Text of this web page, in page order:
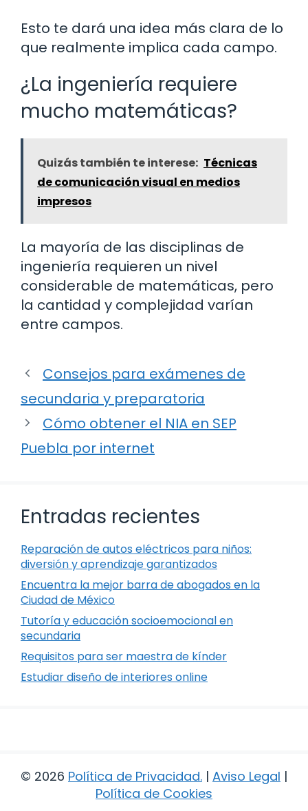
Esto te dará una idea más clara de lo
que realmente implica cada campo.
¿La ingeniería requiere
mucho matemáticas?
Quizás también te interese: Técnicas
de comunicación visual en medios
impresos
La mayoría de las disciplinas de
ingeniería requieren un nivel
considerable de matemáticas, pero
la cantidad y complejidad varían
entre campos.
Consejos para exámenes de
secundaria y preparatoria
Cómo obtener el NIA en SEP
Puebla por internet
Entradas recientes
Reparación de autos eléctricos para niños:
diversión y aprendizaje garantizados
Encuentra la mejor barra de abogados en la
Ciudad de México
Tutoría y educación socioemocional en
secundaria
Requisitos para ser maestra de kínder
Estudiar diseño de interiores online
© 2026 Política de Privacidad. | Aviso Legal |
Política de Cookies